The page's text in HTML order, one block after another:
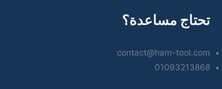
تحتاج مساعدة؟
contact@ham-tool.com
01093213868